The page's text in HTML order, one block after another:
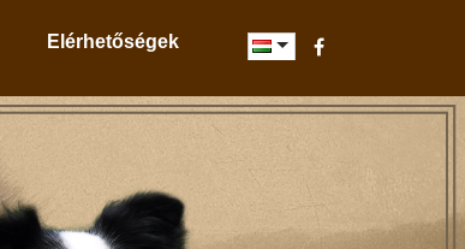
Elérhetőségek